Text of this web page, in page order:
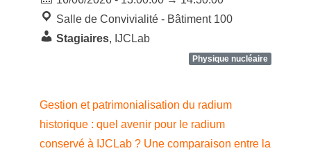
Salle de Convivialité - Bâtiment 100
Stagiaires, IJCLab
Physique nucléaire
Gestion et patrimonialisation du radium
historique : quel avenir pour le radium
conservé à IJCLab ? Une comparaison entre la